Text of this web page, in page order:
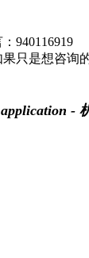
940116919
只是想咨询
-